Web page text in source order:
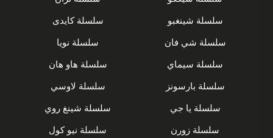
سلسلة شينغبو
سلسلة كايدى
سلسلة شي فان
سلسلة نويا
سلسلة سيماي
سلسلة هاو هان
سلسلة بارسونز
سلسلة لاوسي
سلسلة يا جي
سلسلة شينغ روي
سلسلة زورن
سلسلة نيو كول